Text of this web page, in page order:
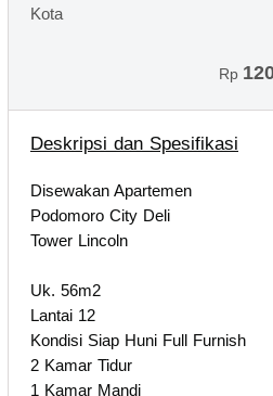
Kota
Rp
Deskripsi dan Spesifikasi
Disewakan Apartemen
Podomoro City Deli
Tower Lincoln
Uk. 56m2
Lantai 12
Kondisi Siap Huni Full Furnish
2 Kamar Tidur
1 Kamar Mandi